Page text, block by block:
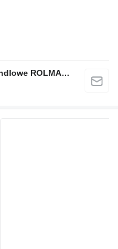
Przedsiębiorstwo Produkcyjno-Handlowe ROLMAPOL Marcin Dziekan